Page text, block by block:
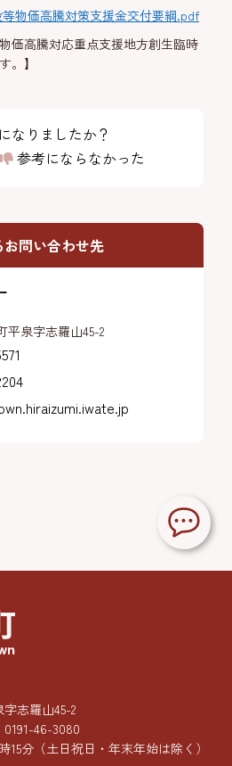
物価高騰対策支援金交付要綱.pdf
価高騰対応重点支援地方創生臨時
。】
なりましたか？
参考にならなかった
問い合わせ先
平泉字志羅山45-2
志羅山45-2
0191-46-3080
15分 （土日祝日・年末年始は除く）